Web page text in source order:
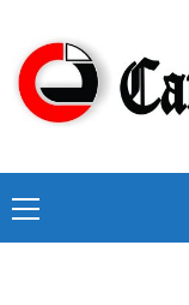
content
Primary
Menu